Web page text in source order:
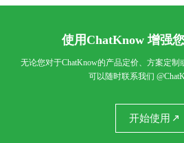
使用ChatKnow 增强
无论您对于ChatKnow的产品定价、方案定
可以随时联系我们
开始使用